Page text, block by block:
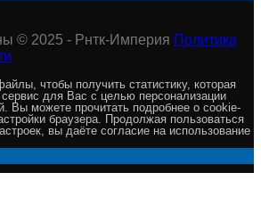
© 2025 - Рнтк-Империя Политика
чтобы получить статистику, которая
для Вас с целью персонализации
Вы можете прочитать подробнее о cookie-
браузера. Продолжая пользоваться
вы даёте согласие на использование